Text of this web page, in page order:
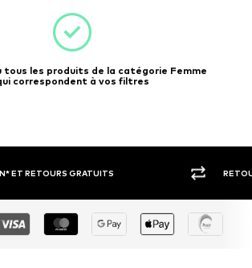
tous les produits de la catégorie Femme
correspondent à vos filtres
SOUS 30 JOURS LARGE